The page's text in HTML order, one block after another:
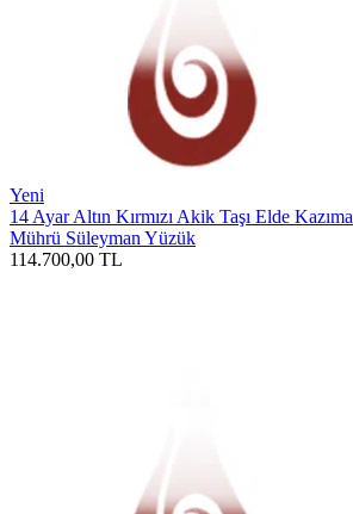
Yeni
14 Ayar Altın Kırmızı Akik Taşı Elde Kazıma
Mührü Süleyman Yüzük
114.700,00 TL